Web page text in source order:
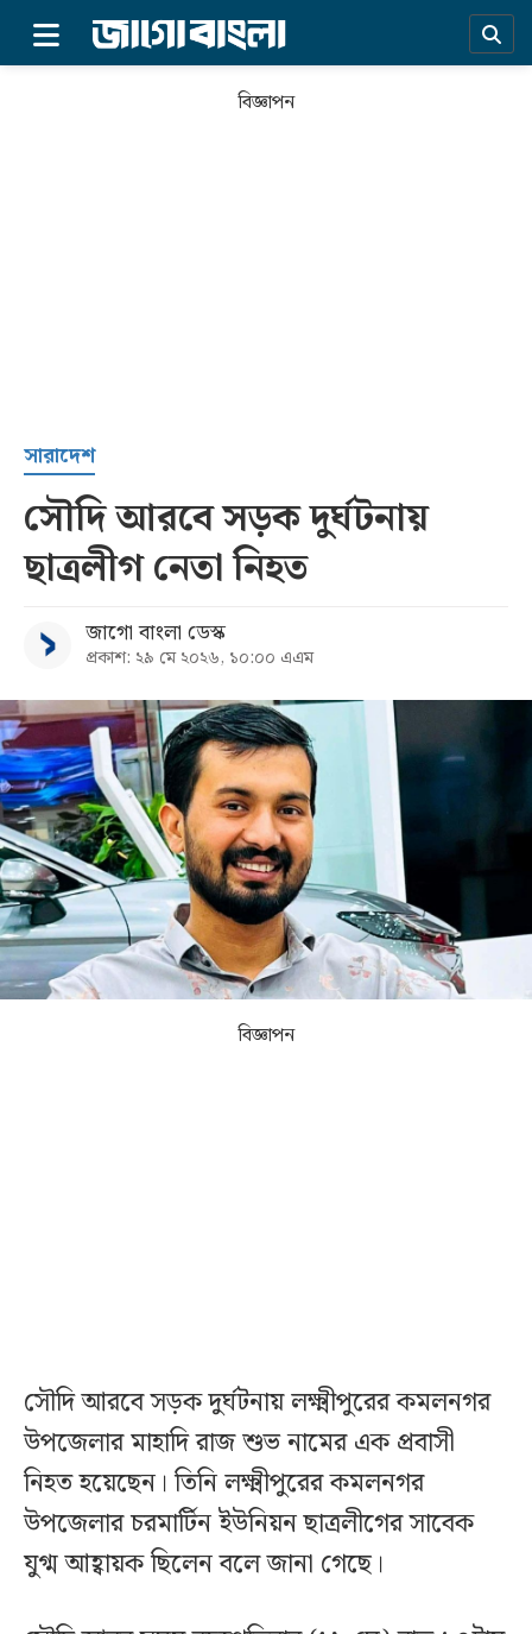
সর্বশেষ
বিভাগ
আর্কাইভ
কনভার্টার
বিজ্ঞাপন
সারাদেশ
সৌদি আরবে সড়ক দুর্ঘটনায়
ছাত্রলীগ নেতা নিহত
জাগো বাংলা ডেস্ক
প্রকাশ: ২৯ মে ২০২৬, ১০:০০ এএম
বিজ্ঞাপন
সৌদি আরবে সড়ক দুর্ঘটনায় লক্ষ্মীপুরের কমলনগর
উপজেলার মাহাদি রাজ শুভ নামের এক প্রবাসী
নিহত হয়েছেন। তিনি লক্ষ্মীপুরের কমলনগর
উপজেলার চরমার্টিন ইউনিয়ন ছাত্রলীগের সাবেক
যুগ্ম আহ্বায়ক ছিলেন বলে জানা গেছে।